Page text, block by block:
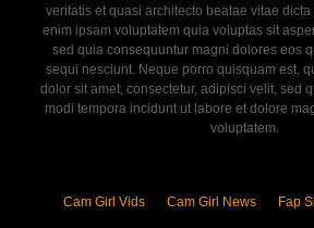
veritatis et quasi architecto beatae vitae
enim ipsam voluptatem quia voluptas sit
sed quia consequuntur magni dolores eos
sequi nesciunt. Neque porro quisquam est,
dolor sit amet, consectetur, adipisci velit, sed
modi tempora incidunt ut labore et dolore
voluptatem.
Cam Girl Vids Cam Girl News Fap